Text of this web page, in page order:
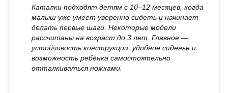
Каталки подходят детям с 10–12 месяцев, когда
малыш уже умеет уверенно сидеть и начинает
делать первые шаги. Некоторые модели
рассчитаны на возраст до 3 лет. Главное —
устойчивость конструкции, удобное сиденье и
возможность ребёнка самостоятельно
отталкиваться ножками.